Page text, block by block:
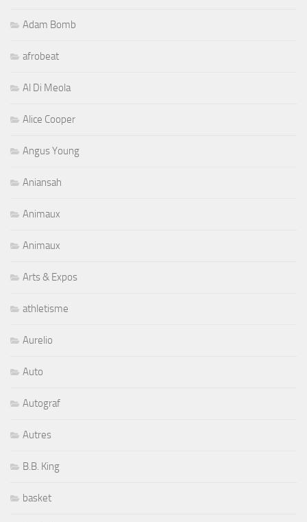
Adam Bomb
afrobeat
Al Di Meola
Alice Cooper
Angus Young
Aniansah
Animaux
Animaux
Arts & Expos
athletisme
Aurelio
Auto
Autograf
Autres
B.B. King
basket